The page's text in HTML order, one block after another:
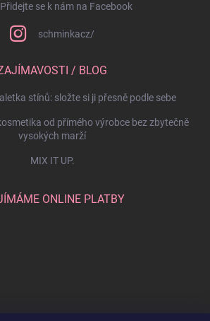
Přidejte se k nám na Facebook
schminkacz/
/ BLOG
stínů: složte si ji přesně podle sebe
od přímého výrobce bez zbytečně
vysokých marží
MIX IT UP.
ONLINE PLATBY